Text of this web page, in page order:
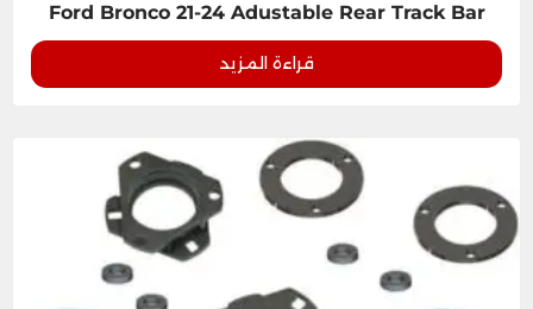
Ford Bronco 21-24 Adustable Rear Track Bar
قراءة المزيد